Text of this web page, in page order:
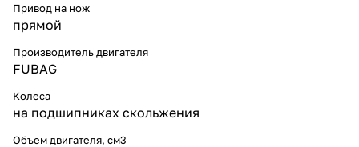
Привод на нож
прямой
Производитель двигателя
FUBAG
Колеса
на подшипниках скольжения
Объем двигателя, см3